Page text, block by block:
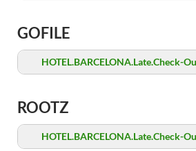
GOFILE
HOTEL.BARCELONA.Late.Check-
ROOTZ
HOTEL.BARCELONA.Late.Check-